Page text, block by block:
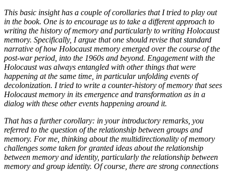
This basic insight has a couple of corollaries that I tried to play out
in the book. One is to encourage us to take a different approach to
writing the history of memory and particularly to writing Holocaust
memory. Specifically, I argue that one should revise that standard
narrative of how Holocaust memory emerged over the course of the
post-war period, into the 1960s and beyond. Engagement with the
Holocaust was always entangled with other things that were
happening at the same time, in particular unfolding events of
decolonization. I tried to write a counter-history of memory that sees
Holocaust memory in its emergence and transformation as in a
dialog with these other events happening around it.
That has a further corollary: in your introductory remarks, you
referred to the question of the relationship between groups and
memory. For me, thinking about the multidirectionality of memory
challenges some taken for granted ideas about the relationship
between memory and identity, particularly the relationship between
memory and group identity. Of course, there are strong connections